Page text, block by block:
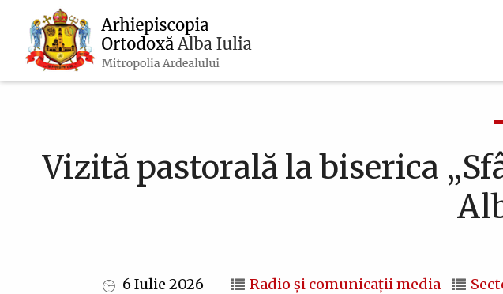
conţinutul
principal
Navigare
principală
Vizită pastorală la biserica
6 Iulie 2026 Radio și comunicații media